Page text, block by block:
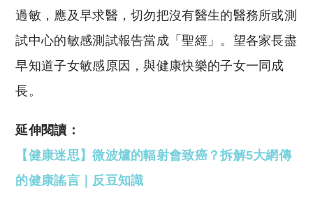
過敏，應及早求醫，切勿把沒有醫生的醫務所或測
試中心的敏感測試報告當成「聖經」。望各家長盡
早知道子女敏感原因，與健康快樂的子女一同成
長。
延伸閱讀：
【健康迷思】微波爐的輻射會致癌？拆解5大網傳
的健康謠言｜反豆知識